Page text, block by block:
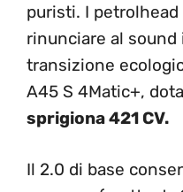
puristi. I
rinunciare al
transizione
A45 S 4Matic+,
sprigiona 421 CV.
Il 2.0 di base